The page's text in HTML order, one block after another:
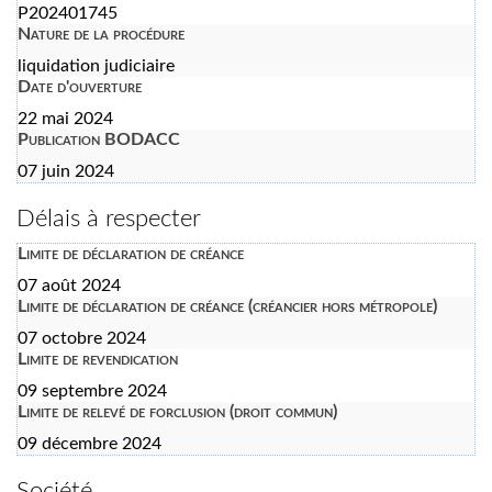
P202401745
Nature de la procédure
liquidation judiciaire
Date d'ouverture
22 mai 2024
Publication BODACC
07 juin 2024
Délais à respecter
Limite de déclaration de créance
07 août 2024
Limite de déclaration de créance (créancier hors métropole)
07 octobre 2024
Limite de revendication
09 septembre 2024
Limite de relevé de forclusion (droit commun)
09 décembre 2024